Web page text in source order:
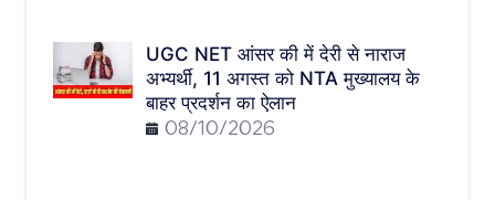
UGC NET आंसर की में देरी से नाराज
अभ्यर्थी, 11 अगस्त को NTA मुख्यालय के
बाहर प्रदर्शन का ऐलान
08/10/2026